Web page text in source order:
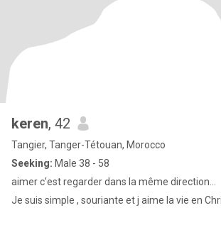
keren, 42
Tangier, Tanger-Tétouan, Morocco
Seeking: Male 38 - 58
aimer c'est regarder dans la même direction...
Je suis simple , souriante et j aime la vie en